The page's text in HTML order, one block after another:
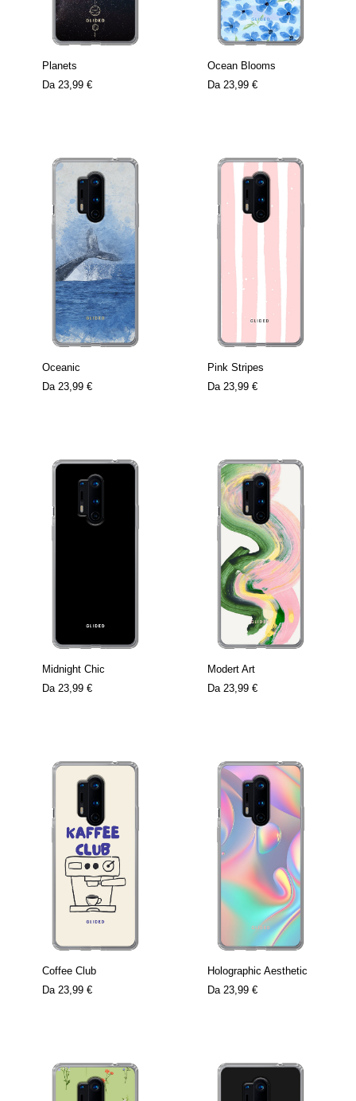
Planets
Da 23,99 €
Ocean Blooms
Da 23,99 €
Oceanic
Da 23,99 €
Pink Stripes
Da 23,99 €
Midnight Chic
Da 23,99 €
Modert Art
Da 23,99 €
Coffee Club
Da 23,99 €
Holographic Aesthetic
Da 23,99 €